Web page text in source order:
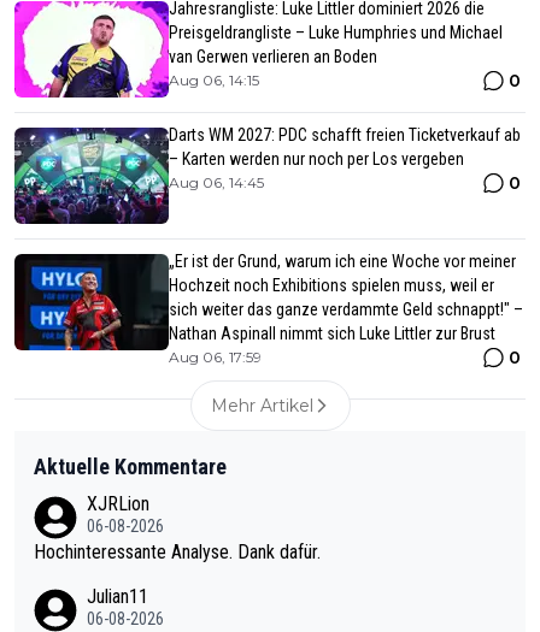
Jahresrangliste: Luke Littler dominiert 2026 die
Preisgeldrangliste – Luke Humphries und Michael
van Gerwen verlieren an Boden
Aug 06, 14:15 0
Darts WM 2027: PDC schafft freien Ticketverkauf ab
– Karten werden nur noch per Los vergeben
Aug 06, 14:45 0
„Er ist der Grund, warum ich eine Woche vor meiner
Hochzeit noch Exhibitions spielen muss, weil er
sich weiter das ganze verdammte Geld schnappt!" –
Nathan Aspinall nimmt sich Luke Littler zur Brust
Aug 06, 17:59 0
Mehr Artikel
Aktuelle Kommentare
XJRLion
06-08-2026
Hochinteressante Analyse. Dank dafür.
Julian11
06-08-2026